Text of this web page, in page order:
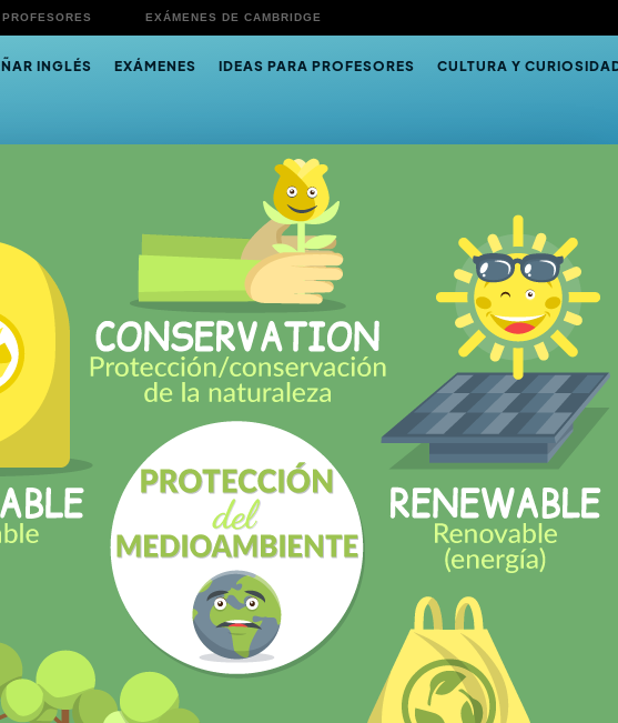
EXÁMENES DE CAMBRIDGE
INGLÉS EXÁMENES IDEAS PARA PROFESORES CULTURA Y